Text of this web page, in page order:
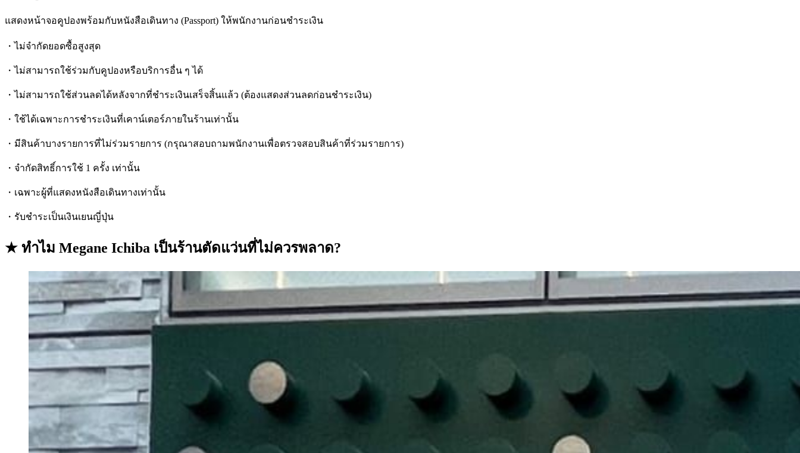
แสดงหน้าจอคูปองพร้อมกับหนังสือเดินทาง (Passport) ให้พนักงานก่อนชำระเงิน
・ไม่จำกัดยอดซื้อสูงสุด
・ไม่สามารถใช้ร่วมกับคูปองหรือบริการอื่น ๆ ได้
・ไม่สามารถใช้ส่วนลดได้หลังจากที่ชำระเงินเสร็จสิ้นแล้ว (ต้องแสดงส่วนลดก่อนชำระเงิน)
・ใช้ได้เฉพาะการชำระเงินที่เคาน์เตอร์ภายในร้านเท่านั้น
・มีสินค้าบางรายการที่ไม่ร่วมรายการ (กรุณาสอบถามพนักงานเพื่อตรวจสอบสินค้าที่ร่วมรายการ)
・จำกัดสิทธิ์การใช้ 1 ครั้ง เท่านั้น
・เฉพาะผู้ที่แสดงหนังสือเดินทางเท่านั้น
・รับชำระเป็นเงินเยนญี่ปุ่น
★ ทำไม Megane Ichiba เป็นร้านตัดแว่นที่ไม่ควรพลาด?